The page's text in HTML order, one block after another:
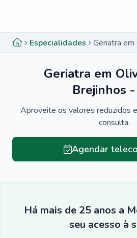
Especialidades
Geriatra em
Brejinhos
Aproveite os valores reduzidos
consulta.
Agendar
Há mais de 25 anos a
seu acesso à